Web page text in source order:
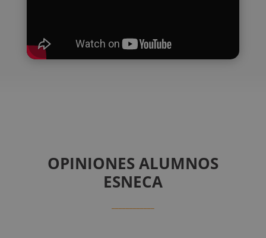
OPINIONES ALUMNOS
ESNECA